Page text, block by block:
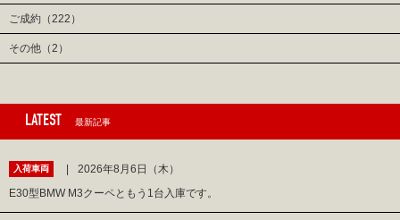
ご成約（222）
その他（2）
LATEST 最新記事
入荷車両
2026年8月6日（木）
E30型BMW M3クーペともう1台入庫です。